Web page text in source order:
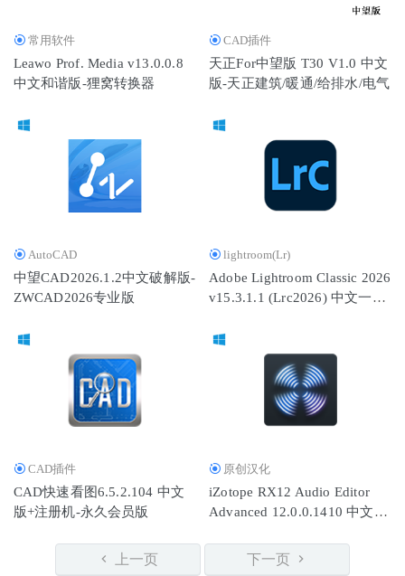
常用软件
Leawo Prof. Media v13.0.0.8
中文和谐版-狸窝转换器
CAD插件
天正For中望版 T30 V1.0 中文
版-天正建筑/暖通/给排水/电气
AutoCAD
中望CAD2026.1.2中文破解版-
ZWCAD2026专业版
lightroom(Lr)
Adobe Lightroom Classic 2026
v15.3.1.1 (Lrc2026) 中文一键
CAD插件
CAD快速看图6.5.2.104 中文
版+注册机-永久会员版
原创汉化
iZotope RX12 Audio Editor
Advanced 12.0.0.1410 中文一
上一页 下一页